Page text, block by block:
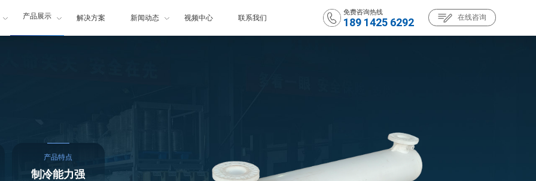
产品展示 解决方案 新闻动态 视频中心 联系我们
免费咨询热线
189 1425 6292 在线咨询
产品特点
制冷能力强